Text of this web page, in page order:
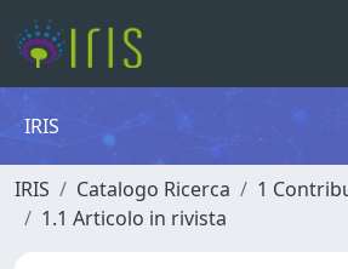
IRIS
IRIS Catalogo Ricerca
1
1.1 Articolo in rivista